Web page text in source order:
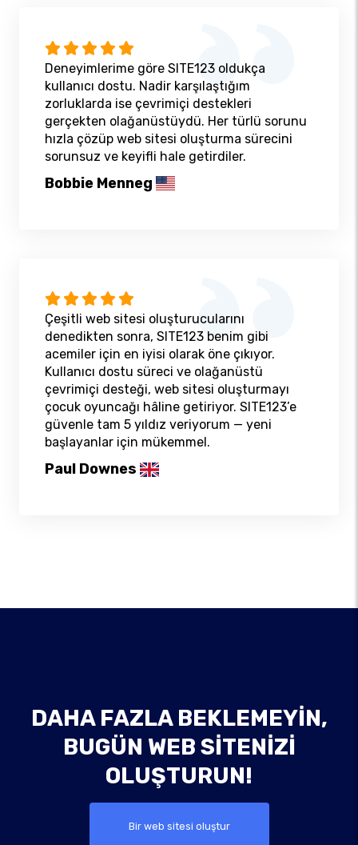
Deneyimlerime göre SITE123 oldukça
kullanıcı dostu. Nadir karşılaştığım
zorluklarda ise çevrimiçi destekleri
gerçekten olağanüstüydü. Her türlü sorunu
hızla çözüp web sitesi oluşturma sürecini
sorunsuz ve keyifli hale getirdiler.
Bobbie Menneg
Çeşitli web sitesi oluşturucularını
denedikten sonra, SITE123 benim gibi
acemiler için en iyisi olarak öne çıkıyor.
Kullanıcı dostu süreci ve olağanüstü
çevrimiçi desteği, web sitesi oluşturmayı
çocuk oyuncağı hâline getiriyor. SITE123’e
güvenle tam 5 yıldız veriyorum — yeni
başlayanlar için mükemmel.
Paul Downes
DAHA FAZLA BEKLEMEYIN,
BUGÜN WEB SITENIZI
OLUŞTURUN!
Bir web sitesi oluştur